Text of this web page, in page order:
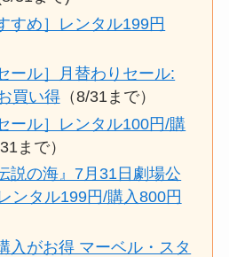
すめ］レンタル199円
ール］月替わりセール:
買い得（8/31まで）
ール］レンタル100円/購
まで）
説の海』7月31日劇場公
ンタル199円/購入800円
入がお得 マーベル・スタ